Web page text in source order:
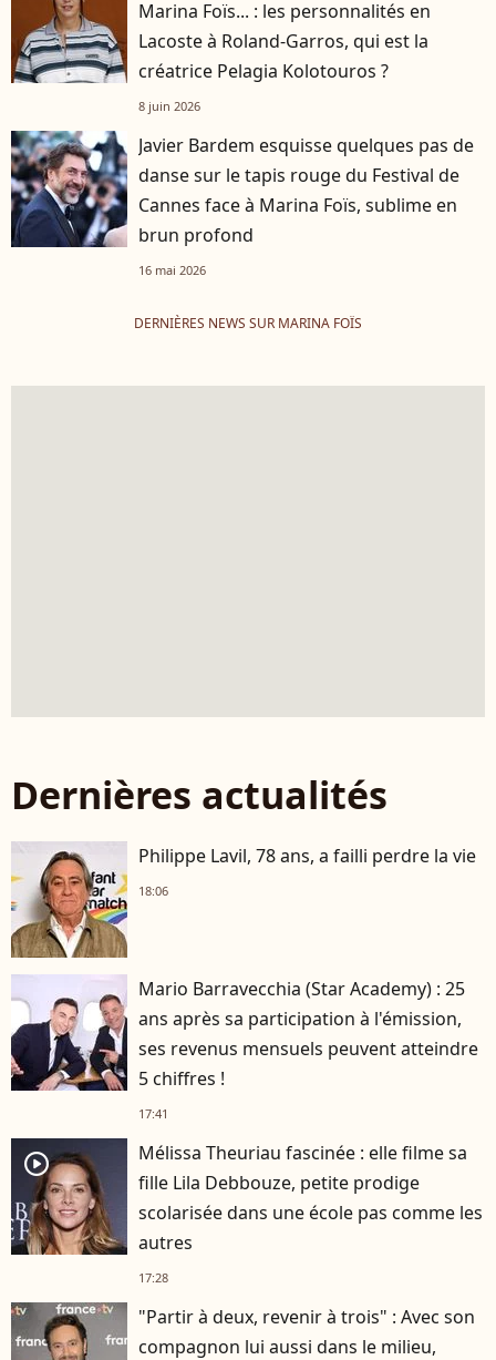
Marina Foïs... : les personnalités en
Lacoste à Roland-Garros, qui est la
créatrice Pelagia Kolotouros ?
8 juin 2026
Javier Bardem esquisse quelques pas de
danse sur le tapis rouge du Festival de
Cannes face à Marina Foïs, sublime en
brun profond
16 mai 2026
DERNIÈRES NEWS SUR MARINA FOÏS
Dernières actualités
Philippe Lavil, 78 ans, a failli perdre la vie
18:06
Mario Barravecchia (Star Academy) : 25
ans après sa participation à l'émission,
ses revenus mensuels peuvent atteindre
5 chiffres !
17:41
player2
Mélissa Theuriau fascinée : elle filme sa
fille Lila Debbouze, petite prodige
scolarisée dans une école pas comme les
autres
17:28
"Partir à deux, revenir à trois" : Avec son
compagnon lui aussi dans le milieu,